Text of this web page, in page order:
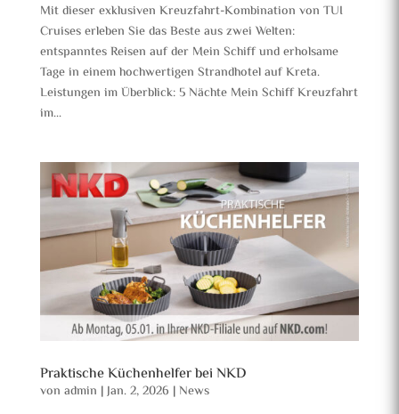
Mit dieser exklusiven Kreuzfahrt-Kombination von TUI
Cruises erleben Sie das Beste aus zwei Welten:
entspanntes Reisen auf der Mein Schiff und erholsame
Tage in einem hochwertigen Strandhotel auf Kreta.
Leistungen im Überblick: 5 Nächte Mein Schiff Kreuzfahrt
im...
Praktische Küchenhelfer bei NKD
von admin |Jan. 2, 2026 |News